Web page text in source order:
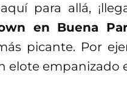
para allá,
en Buena
picante. Por
elote empanizado